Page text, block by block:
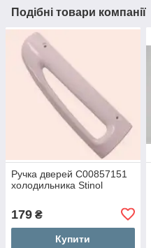
Подібні товари компанії
Ручка дверей C00857151
холодильника Stinol
179 ₴
Купити